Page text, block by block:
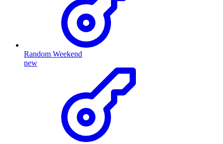
Random Weekend
new